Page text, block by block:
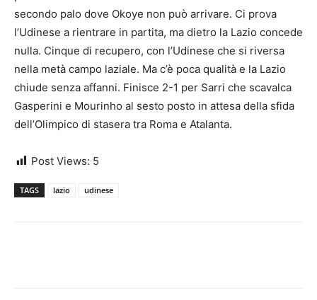
secondo palo dove Okoye non può arrivare. Ci prova
l’Udinese a rientrare in partita, ma dietro la Lazio concede
nulla. Cinque di recupero, con l’Udinese che si riversa
nella metà campo laziale. Ma c’è poca qualità e la Lazio
chiude senza affanni. Finisce 2-1 per Sarri che scavalca
Gasperini e Mourinho al sesto posto in attesa della sfida
dell’Olimpico di stasera tra Roma e Atalanta.
Post Views: 5
TAGS lazio udinese